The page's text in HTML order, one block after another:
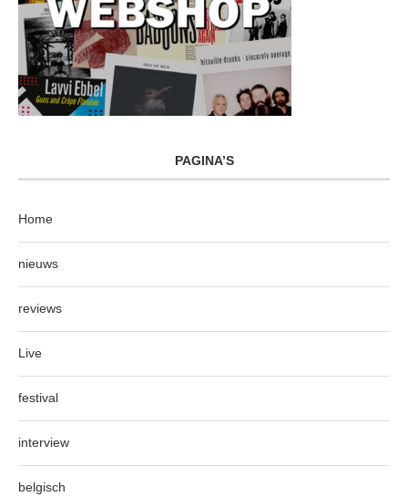
PAGINA’S
Home
nieuws
reviews
Live
festival
interview
belgisch